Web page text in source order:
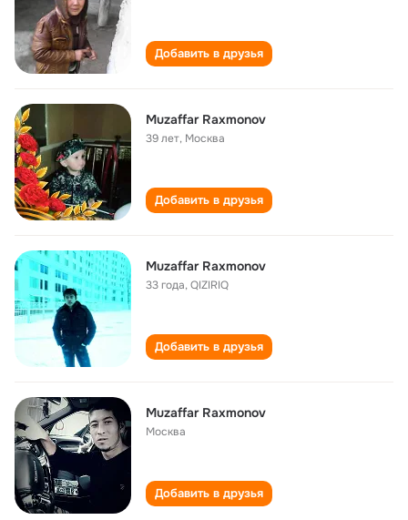
Добавить в друзья
Muzaffar Raxmonov
39 лет, Москва
Добавить в друзья
Muzaffar Raxmonov
33 года,QIZIRIQ
Добавить в друзья
Muzaffar Raxmonov
Москва
Добавить в друзья